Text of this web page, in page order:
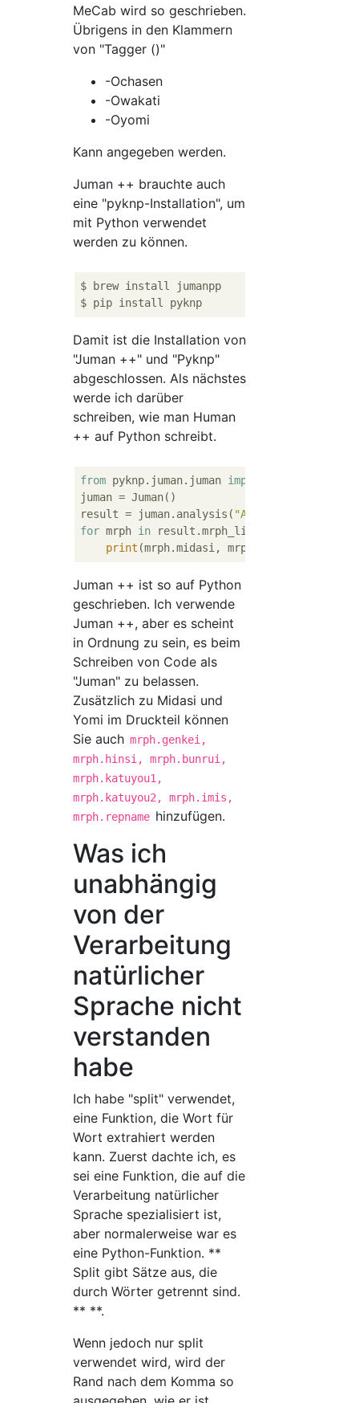
MeCab wird so geschrieben.
Übrigens in den Klammern
von "Tagger ()"
-Ochasen
-Owakati
-Oyomi
Kann angegeben werden.
Juman ++ brauchte auch
eine "pyknp-Installation", um
mit Python verwendet
werden zu können.
$ brew install jumanpp
Damit ist die Installation von
"Juman ++" und "Pyknp"
abgeschlossen. Als nächstes
werde ich darüber
schreiben, wie man Human
++ auf Python schreibt.
from pyknp.juman.juman import
juman = Juman()
result = juman.analysis(
for mrph in result.mrph_list():
print
Juman ++ ist so auf Python
geschrieben. Ich verwende
Juman ++, aber es scheint
in Ordnung zu sein, es beim
Schreiben von Code als
"Juman" zu belassen.
Zusätzlich zu Midasi und
Yomi im Druckteil können
Sie auch mrph.genkei,
mrph.hinsi, mrph.bunrui,
mrph.katuyou1,
mrph.katuyou2, mrph.imis,
mrph.repname hinzufügen.
Was ich
unabhängig
von der
Verarbeitung
natürlicher
Sprache nicht
verstanden
habe
Ich habe "split" verwendet,
eine Funktion, die Wort für
Wort extrahiert werden
kann. Zuerst dachte ich, es
sei eine Funktion, die auf die
Verarbeitung natürlicher
Sprache spezialisiert ist,
aber normalerweise war es
eine Python-Funktion. **
Split gibt Sätze aus, die
durch Wörter getrennt sind.
** **.
Wenn jedoch nur split
verwendet wird, wird der
Rand nach dem Komma so